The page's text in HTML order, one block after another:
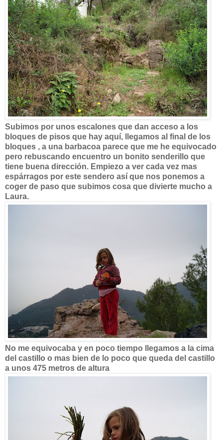
Subimos por unos escalones que dan acceso a los
bloques de pisos que hay aquí, llegamos al final de los
bloques , a una barbacoa parece que me he equivocado
pero rebuscando encuentro un bonito senderillo que
tiene buena dirección. Empiezo a ver cada vez mas
espárragos por este sendero así que nos ponemos a
coger de paso que subimos cosa que divierte mucho a
Laura.
No me equivocaba y en poco tiempo llegamos a la cima
del castillo o mas bien de lo poco que queda del castillo
a unos 475 metros de altura